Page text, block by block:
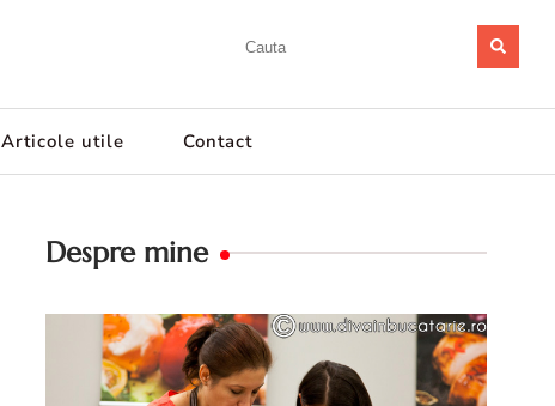
Articole utile Contact
Despre mine